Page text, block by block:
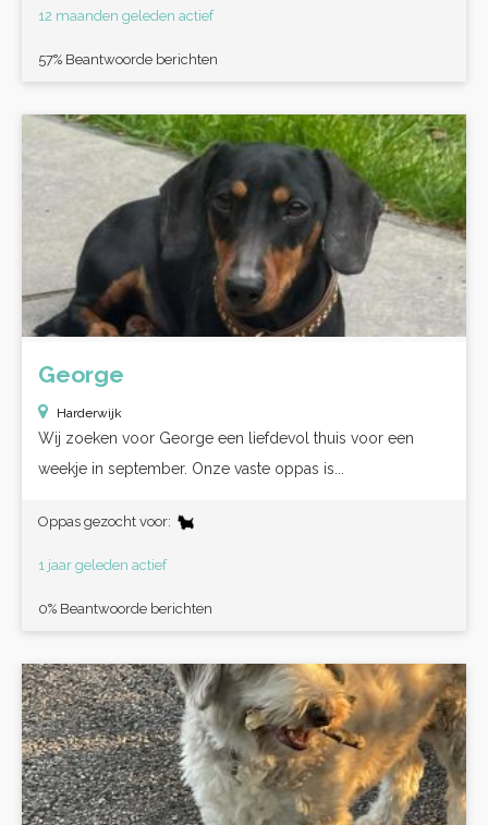
12 maanden geleden actief
57% Beantwoorde berichten
George
Harderwijk
Wij zoeken voor George een liefdevol thuis voor een
weekje in september. Onze vaste oppas is...
Oppas gezocht voor:
1 jaar geleden actief
0% Beantwoorde berichten